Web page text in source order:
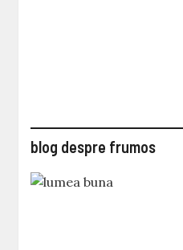
blog despre frumos